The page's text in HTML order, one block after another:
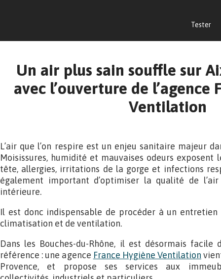
Tester
Un air plus sain souffle sur
avec l’ouverture de l’agence
Ventilation
L’air que l’on respire est un enjeu sanitaire majeur
Moisissures, humidité et mauvaises odeurs exposent
tête, allergies, irritations de la gorge et infections
également important d’optimiser la qualité de
intérieure.
Il est donc indispensable de procéder à un
climatisation et de ventilation.
Dans les Bouches-du-Rhône, il est désormais
référence : une agence France Hygiène Ventilation
Provence, et propose ses services aux